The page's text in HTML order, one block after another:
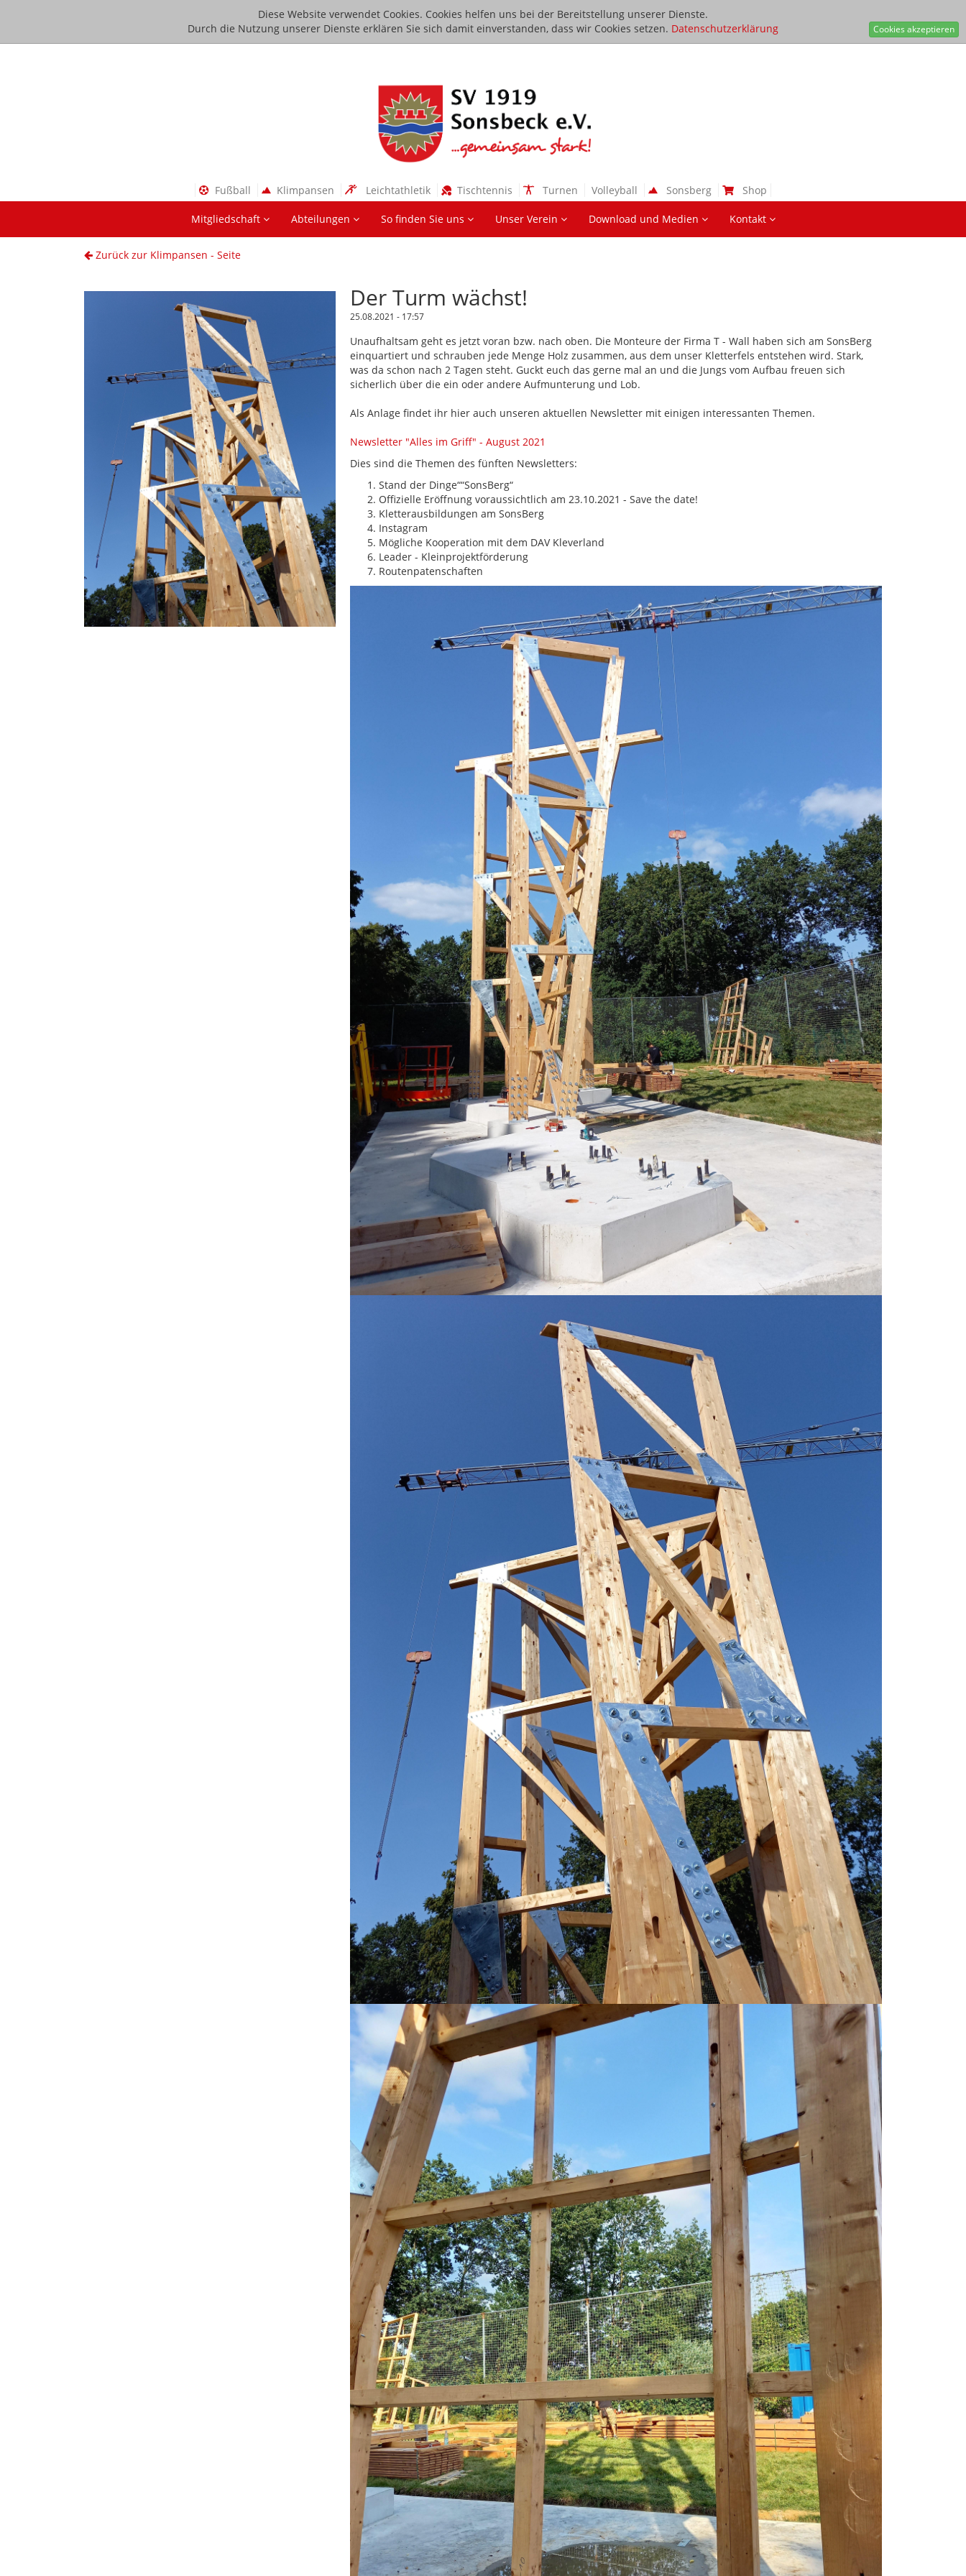
Diese Website verwendet Cookies. Cookies helfen uns bei der Bereitstellung unserer Dienste.
Durch die Nutzung unserer Dienste erklären Sie sich damit einverstanden, dass wir Cookies setzen. Datenschutzerklärung Cookies akzeptieren
Fußball Klimpansen Leichtathletik Tischtennis Turnen Volleyball Sonsberg Shop
Mitgliedschaft Abteilungen So finden Sie uns Unser Verein Download und Medien Kontakt
Zurück zur Klimpansen - Seite
Der Turm wächst!
25.08.2021 - 17:57
Unaufhaltsam geht es jetzt voran bzw. nach oben. Die Monteure der Firma T - Wall haben sich am SonsBerg
einquartiert und schrauben jede Menge Holz zusammen, aus dem unser Kletterfels entstehen wird. Stark,
was da schon nach 2 Tagen steht. Guckt euch das gerne mal an und die Jungs vom Aufbau freuen sich
sicherlich über die ein oder andere Aufmunterung und Lob.
Als Anlage findet ihr hier auch unseren aktuellen Newsletter mit einigen interessanten Themen.
Newsletter "Alles im Griff" - August 2021
Dies sind die Themen des fünften Newsletters:
Stand der Dinge““SonsBerg“
Offizielle Eröffnung voraussichtlich am 23.10.2021 - Save the date!
Kletterausbildungen am SonsBerg
Instagram
Mögliche Kooperation mit dem DAV Kleverland
Leader - Kleinprojektförderung
Routenpatenschaften